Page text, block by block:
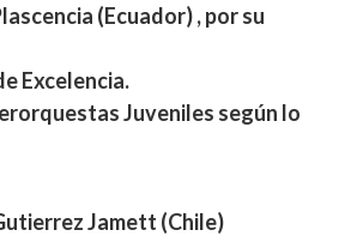
(Ecuador) , por su
Excelencia.
Juveniles según lo
Jamett (Chile)